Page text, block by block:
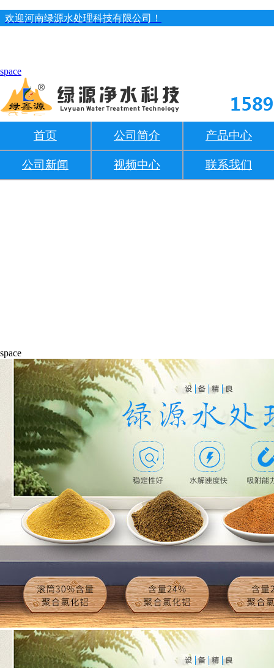
欢迎河南绿源水处理科技有限公司！
space
首页 公司简介 产品中心
公司新闻 视频中心 联系我们
space